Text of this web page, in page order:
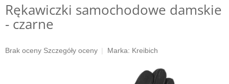
Rękawiczki samochodowe damskie
- czarne
Średnia
Brak oceny Szczegóły oceny Marka: Kreibich